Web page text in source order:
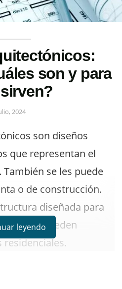
son y para
2024
son diseños
que representan el
se les puede
o de construcción.
diseñada para
pueden
leyendo